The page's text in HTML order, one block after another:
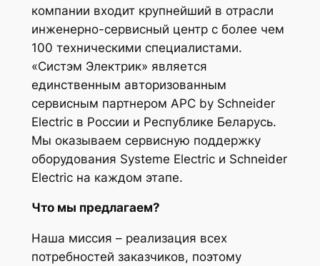
компании входит крупнейший в отрасли
инженерно-сервисный центр с более чем
100 техническими специалистами.
«Систэм Электрик» является
единственным авторизованным
сервисным партнером APC by Schneider
Electric в России и Республике Беларусь.
Мы оказываем сервисную поддержку
оборудования Systeme Electric и Schneider
Electric на каждом этапе.
Что мы предлагаем?
Наша миссия – реализация всех
потребностей заказчиков, поэтому